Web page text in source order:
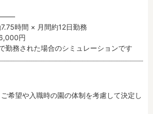
時間 × 月間約12日勤務
円
勤務された場合のシミュレーションです
希望や入職時の園の体制を考慮して決定し
人
単発保育士として働
く！